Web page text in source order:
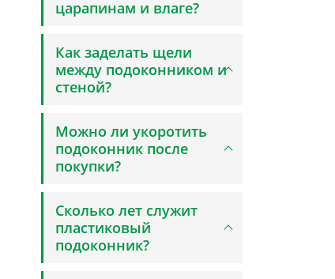
царапинам и влаге?
Как заделать щели
между подоконником и
стеной?
Можно ли укоротить
подоконник после
покупки?
Сколько лет служит
пластиковый
подоконник?